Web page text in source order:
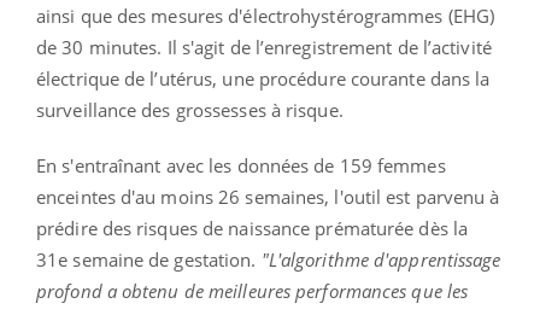
ainsi que des mesures d'électrohystérogrammes (EHG)
de 30 minutes. Il s'agit de l’enregistrement de l’activité
électrique de l’utérus, une procédure courante dans la
surveillance des grossesses à risque.
En s'entraînant avec les données de 159 femmes
enceintes d'au moins 26 semaines, l'outil est parvenu à
prédire des risques de naissance prématurée dès la
31e semaine de gestation. "L'algorithme d'apprentissage
profond a obtenu de meilleures performances que les